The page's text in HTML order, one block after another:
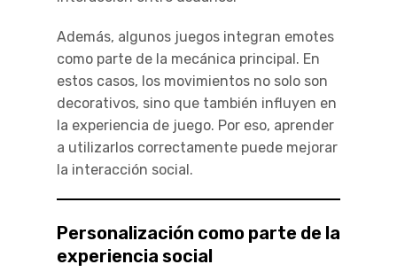
Además, algunos juegos integran emotes
como parte de la mecánica principal. En
estos casos, los movimientos no solo son
decorativos, sino que también influyen en
la experiencia de juego. Por eso, aprender
a utilizarlos correctamente puede mejorar
la interacción social.
Personalización como parte de la
experiencia social